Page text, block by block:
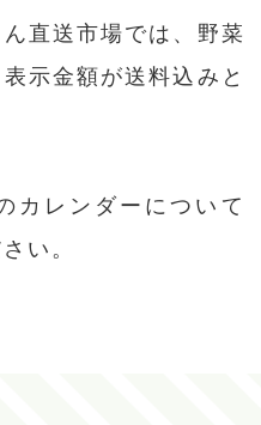
直送市場では、野菜
示金額が送料込みと
カレンダーについて
い。